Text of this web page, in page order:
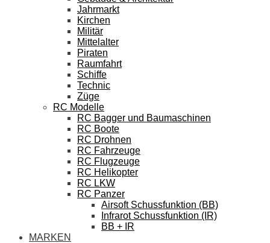
Jahrmarkt
Kirchen
Militär
Mittelalter
Piraten
Raumfahrt
Schiffe
Technic
Züge
RC Modelle
RC Bagger und Baumaschinen
RC Boote
RC Drohnen
RC Fahrzeuge
RC Flugzeuge
RC Helikopter
RC LKW
RC Panzer
Airsoft Schussfunktion (BB)
Infrarot Schussfunktion (IR)
BB + IR
MARKEN